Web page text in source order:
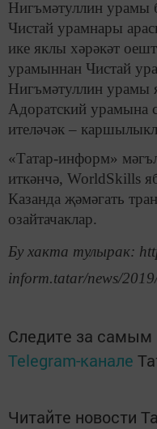
Нигъмәтуллин урамы
Чистай урамнары
ике яклы хәрәкәт
урамыннан Чистай
Нигъмәтуллин урамы
Адоратский урамына
ителәчәк –
«Татар-информ»
иткәнчә, WorldSkills
Казанда җәмәгать
озайтачаклар.
Бу хакта тулырак:
inform.tatar/news/
Следите за
Telegram-канале
Читайте новости